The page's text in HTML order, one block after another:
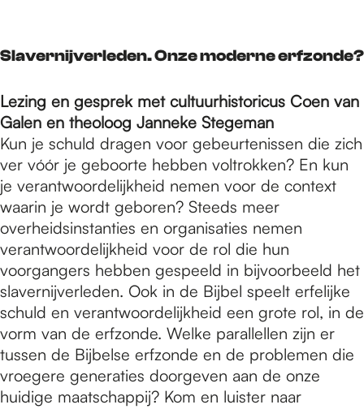
Slavernijverleden. Onze moderne erfzonde?
Lezing en gesprek met cultuurhistoricus Coen van
Galen en theoloog Janneke Stegeman
Kun je schuld dragen voor gebeurtenissen die zich
ver vóór je geboorte hebben voltrokken? En kun
je verantwoordelijkheid nemen voor de context
waarin je wordt geboren? Steeds meer
overheidsinstanties en organisaties nemen
verantwoordelijkheid voor de rol die hun
voorgangers hebben gespeeld in bijvoorbeeld het
slavernijverleden. Ook in de Bijbel speelt erfelijke
schuld en verantwoordelijkheid een grote rol, in de
vorm van de erfzonde. Welke parallellen zijn er
tussen de Bijbelse erfzonde en de problemen die
vroegere generaties doorgeven aan de onze
huidige maatschappij? Kom en luister naar